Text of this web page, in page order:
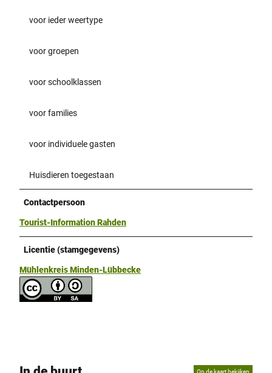
voor ieder weertype
voor groepen
voor schoolklassen
voor families
voor individuele gasten
Huisdieren toegestaan
Contactpersoon
Tourist-Information Rahden
Licentie (stamgegevens)
Mühlenkreis Minden-Lübbecke
Op de kaart bekijken